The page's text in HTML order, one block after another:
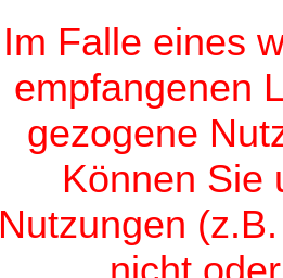
Im Falle eines
empfangenen
gezogene
Können Sie
Nutzungen